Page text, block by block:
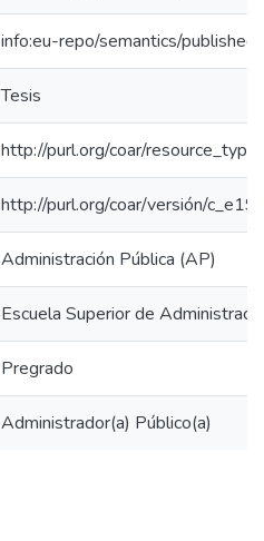
info:eu-repo/semantics/
Tesis
http://purl.org/coar/
http://purl.org/coar/versión/
Administración Pública (AP)
Escuela Superior de
Pregrado
Administrador(a) Público(a)